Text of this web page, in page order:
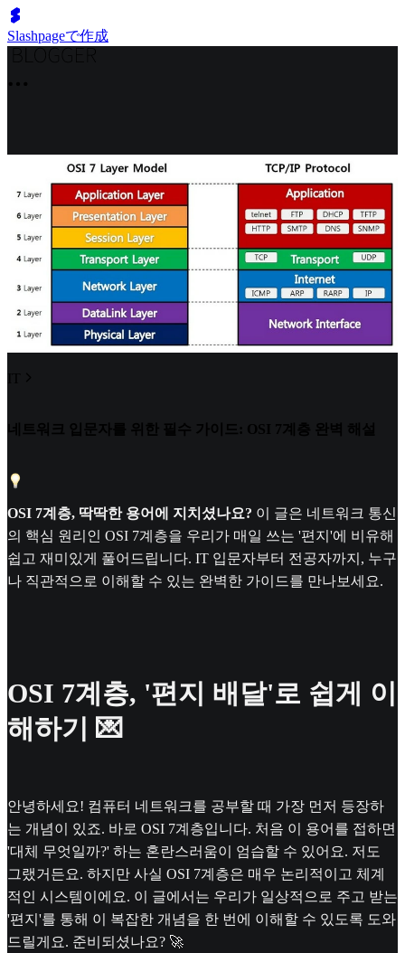
Slashpageで作成
IT
네트워크 입문자를 위한 필수 가이드: OSI 7계층 완벽 해설
OSI 7계층, 딱딱한 용어에 지치셨나요? 이 글은 네트워크 통신
의 핵심 원리인 OSI 7계층을 우리가 매일 쓰는 '편지'에 비유해
쉽고 재미있게 풀어드립니다. IT 입문자부터 전공자까지, 누구
나 직관적으로 이해할 수 있는 완벽한 가이드를 만나보세요.
OSI 7계층, '편지 배달'로 쉽게 이
해하기 💌
안녕하세요! 컴퓨터 네트워크를 공부할 때 가장 먼저 등장하
는 개념이 있죠. 바로 OSI 7계층입니다. 처음 이 용어를 접하면
'대체 무엇일까?' 하는 혼란스러움이 엄습할 수 있어요. 저도
그랬거든요. 하지만 사실 OSI 7계층은 매우 논리적이고 체계
적인 시스템이에요. 이 글에서는 우리가 일상적으로 주고 받는
'편지'를 통해 이 복잡한 개념을 한 번에 이해할 수 있도록 도와
드릴게요. 준비되셨나요? 🚀